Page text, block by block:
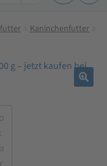
Kaninchenfutter